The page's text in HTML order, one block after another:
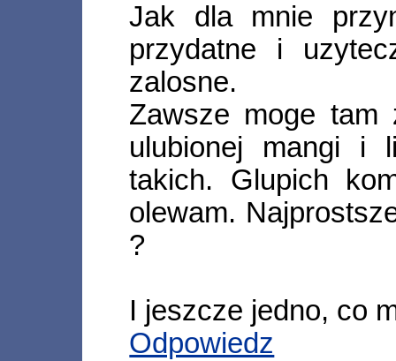
Jak dla mnie
przydatne i
zalosne.
Zawsze moge tam
ulubionej mangi i
takich. Glupich
olewam.
?
I jeszcze jedno, co
Odpowiedz